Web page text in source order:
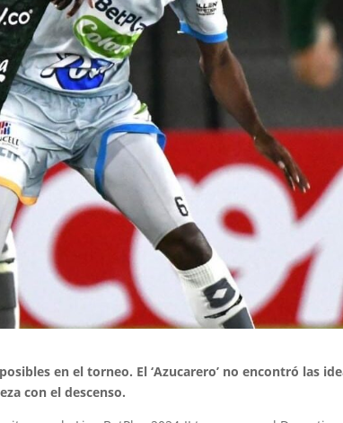
en el torneo. El ‘Azucarero’ no encontró las
con el descenso.